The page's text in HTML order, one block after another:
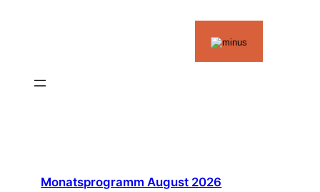
Monatsprogramm August 2026